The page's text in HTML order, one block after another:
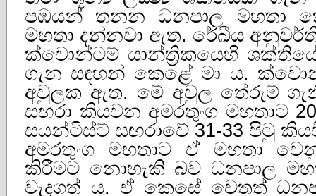
පඹයන් තනන ධනපාල මහතා
මහතා දන්නවා ඇත. රේඛීය
ක්වොන්ටම් යාන්ත්‍රිකයෙහි
ගැන සඳහන් කෙළේ මා ය.
අවුලක ඇත. මේ අවුල තේරුම්
සඟරා කියවන අමරතුංග මහතාට
සයන්ටිස්ට් සඟරාවේ 31-33 පිටු
අමරතුංග මහතාට ඒ මහතා
කිරීමට නොහැකි බව ධනපාල
වැදගත් ය. ඒ කෙසේ වෙතත්